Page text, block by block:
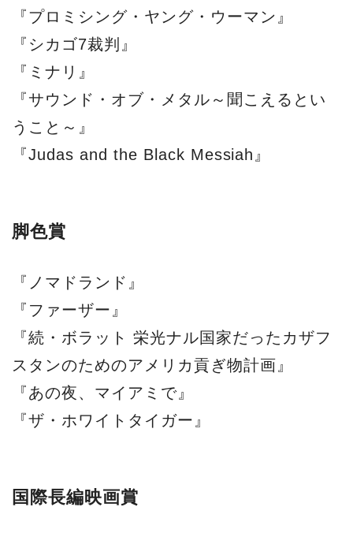
『プロミシング・ヤング・ウーマン』
『シカゴ7裁判』
『ミナリ』
『サウンド・オブ・メタル～聞こえるとい
うこと～』
『Judas and the Black Messiah』
脚色賞
『ノマドランド』
『ファーザー』
『続・ボラット 栄光ナル国家だったカザフ
スタンのためのアメリカ貢ぎ物計画』
『あの夜、マイアミで』
『ザ・ホワイトタイガー』
国際長編映画賞